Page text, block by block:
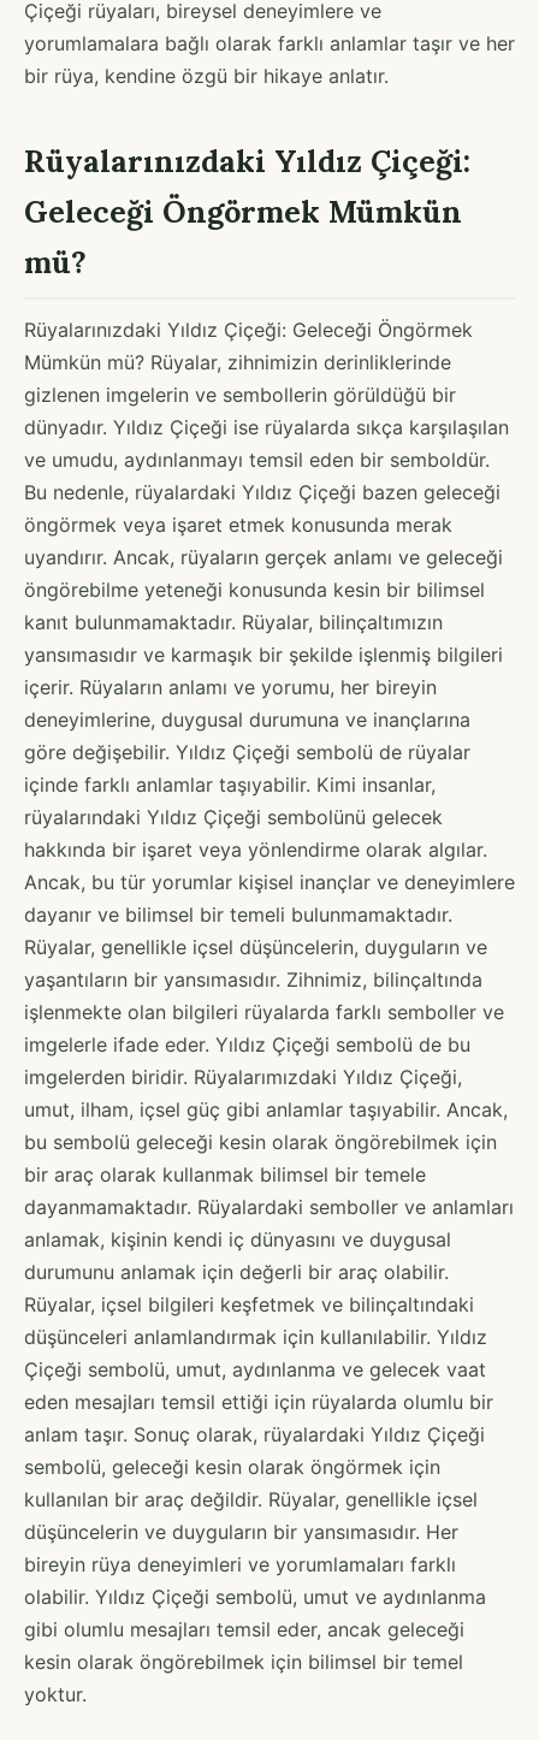
Çiçeği rüyaları, bireysel deneyimlere ve
yorumlamalara bağlı olarak farklı anlamlar taşır ve her
bir rüya, kendine özgü bir hikaye anlatır.
Rüyalarınızdaki Yıldız Çiçeği:
Geleceği Öngörmek Mümkün
mü?
Rüyalarınızdaki Yıldız Çiçeği: Geleceği Öngörmek
Mümkün mü? Rüyalar, zihnimizin derinliklerinde
gizlenen imgelerin ve sembollerin görüldüğü bir
dünyadır. Yıldız Çiçeği ise rüyalarda sıkça karşılaşılan
ve umudu, aydınlanmayı temsil eden bir semboldür.
Bu nedenle, rüyalardaki Yıldız Çiçeği bazen geleceği
öngörmek veya işaret etmek konusunda merak
uyandırır. Ancak, rüyaların gerçek anlamı ve geleceği
öngörebilme yeteneği konusunda kesin bir bilimsel
kanıt bulunmamaktadır. Rüyalar, bilinçaltımızın
yansımasıdır ve karmaşık bir şekilde işlenmiş bilgileri
içerir. Rüyaların anlamı ve yorumu, her bireyin
deneyimlerine, duygusal durumuna ve inançlarına
göre değişebilir. Yıldız Çiçeği sembolü de rüyalar
içinde farklı anlamlar taşıyabilir. Kimi insanlar,
rüyalarındaki Yıldız Çiçeği sembolünü gelecek
hakkında bir işaret veya yönlendirme olarak algılar.
Ancak, bu tür yorumlar kişisel inançlar ve deneyimlere
dayanır ve bilimsel bir temeli bulunmamaktadır.
Rüyalar, genellikle içsel düşüncelerin, duyguların ve
yaşantıların bir yansımasıdır. Zihnimiz, bilinçaltında
işlenmekte olan bilgileri rüyalarda farklı semboller ve
imgelerle ifade eder. Yıldız Çiçeği sembolü de bu
imgelerden biridir. Rüyalarımızdaki Yıldız Çiçeği,
umut, ilham, içsel güç gibi anlamlar taşıyabilir. Ancak,
bu sembolü geleceği kesin olarak öngörebilmek için
bir araç olarak kullanmak bilimsel bir temele
dayanmamaktadır. Rüyalardaki semboller ve anlamları
anlamak, kişinin kendi iç dünyasını ve duygusal
durumunu anlamak için değerli bir araç olabilir.
Rüyalar, içsel bilgileri keşfetmek ve bilinçaltındaki
düşünceleri anlamlandırmak için kullanılabilir. Yıldız
Çiçeği sembolü, umut, aydınlanma ve gelecek vaat
eden mesajları temsil ettiği için rüyalarda olumlu bir
anlam taşır. Sonuç olarak, rüyalardaki Yıldız Çiçeği
sembolü, geleceği kesin olarak öngörmek için
kullanılan bir araç değildir. Rüyalar, genellikle içsel
düşüncelerin ve duyguların bir yansımasıdır. Her
bireyin rüya deneyimleri ve yorumlamaları farklı
olabilir. Yıldız Çiçeği sembolü, umut ve aydınlanma
gibi olumlu mesajları temsil eder, ancak geleceği
kesin olarak öngörebilmek için bilimsel bir temel
yoktur.